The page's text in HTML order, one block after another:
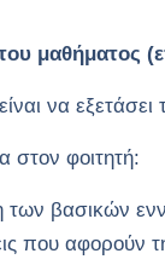
του
να
στον φοιτητή:
βασικών
που αφορούν